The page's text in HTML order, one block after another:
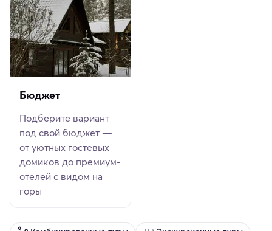
Бюджет
Подберите вариант
под свой бюджет —
от уютных гостевых
домиков до премиум-
отелей с видом на
горы